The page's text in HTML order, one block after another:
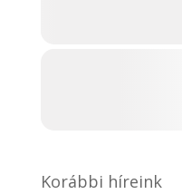
Korábbi híreink